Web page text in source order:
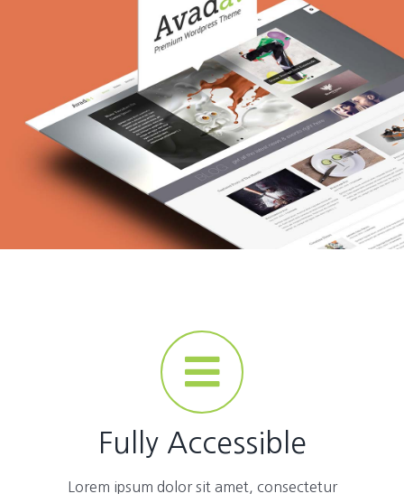
Fully Accessible
Lorem ipsum dolor sit amet, consectetur